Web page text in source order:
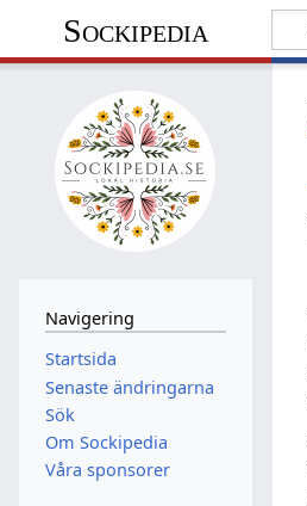
Sockipedia
Navigering
Startsida
Senaste ändringarna
Sök
Om Sockipedia
Våra sponsorer